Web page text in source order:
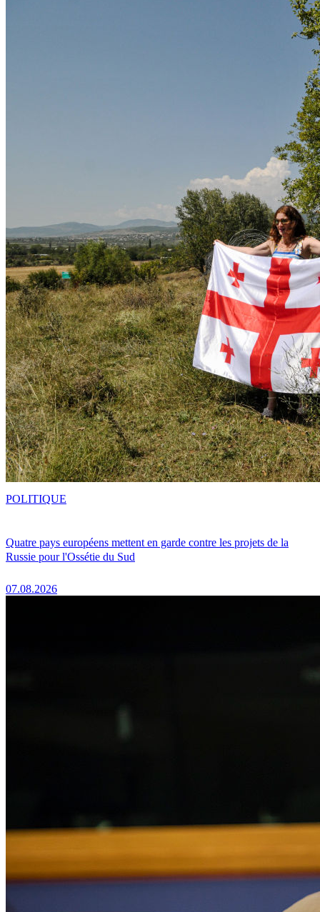
Quatre pays européens mettent en garde contre les projets de la
Russie pour l'Ossétie du Sud
07.08.2026
POLITIQUE